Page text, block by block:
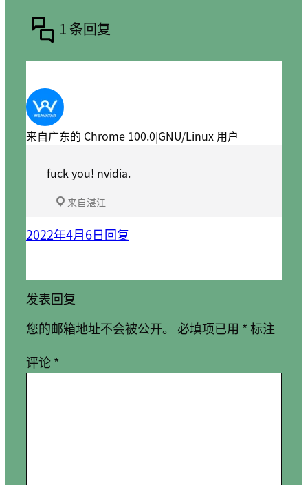
1 条回复
来自广东的 Chrome 100.0|GNU/Linux 用户
fuck you! nvidia.
来自湛江
2022年4月6日回复
发表回复
您的邮箱地址不会被公开。
必填项已用 *标注
评论*